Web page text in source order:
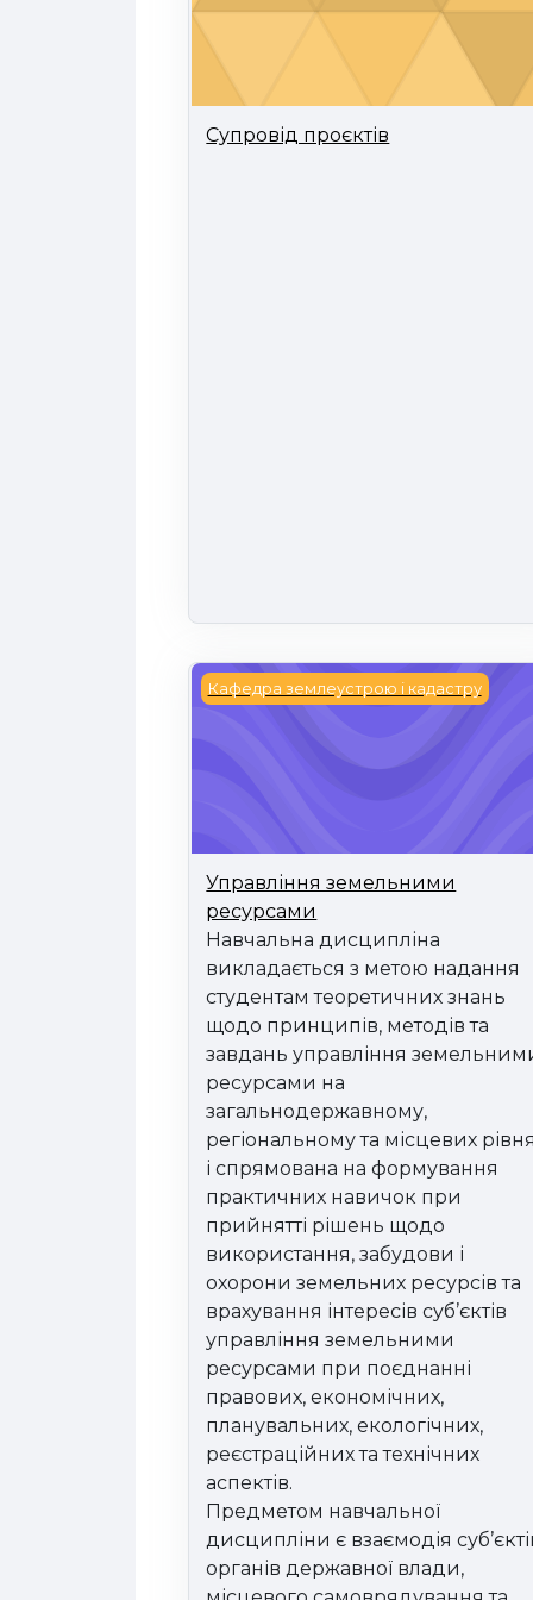
Супровід проєктів
Управління земельними
Кафедра землеустрою і кадастру
Управління земельними
ресурсами
Навчальна дисципліна
викладається з метою надання
студентам теоретичних знань
щодо принципів, методів та
завдань управління
ресурсами на
загальнодержавному,
регіональному та місцевих
і спрямована на формування
практичних навичок при
прийнятті рішень щодо
використання, забудови і
охорони земельних ресурсів та
врахування інтересів суб’єктів
управління земельними
ресурсами при поєднанні
правових, економічних,
планувальних, екологічних,
реєстраційних та технічних
аспектів.
Предметом навчальної
дисципліни є взаємодія
органів державної влади,